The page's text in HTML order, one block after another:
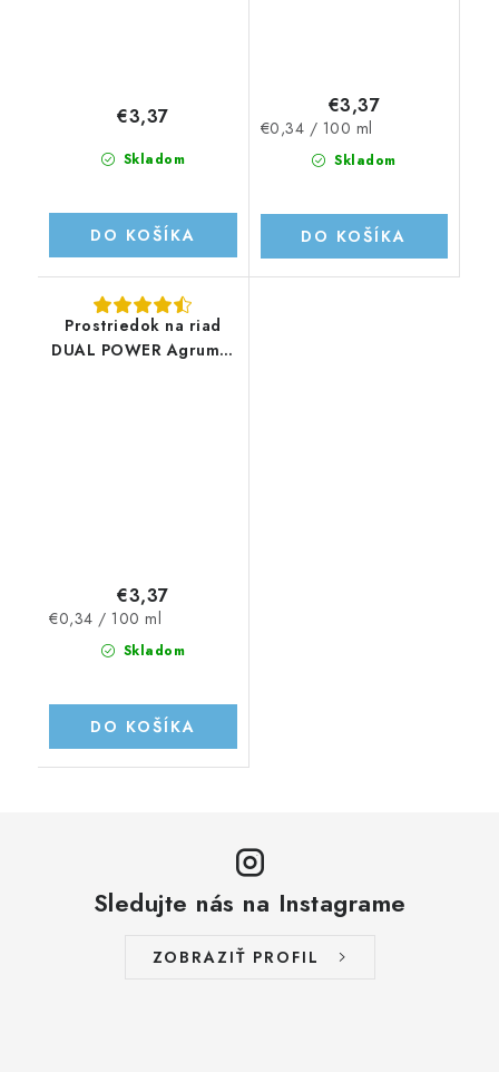
Skladom
€3,37
DO KOŠÍKA
Skladom
€3,37
Jednotková
€0,34 / 100 ml
DO KOŠÍKA
Prostriedok na riad
DUAL POWER Agrumi -
Skladom
€3,37
Jednotková
€0,34 / 100 ml
DO KOŠÍKA
Sledujte nás na Instagrame
ZOBRAZIŤ PROFIL